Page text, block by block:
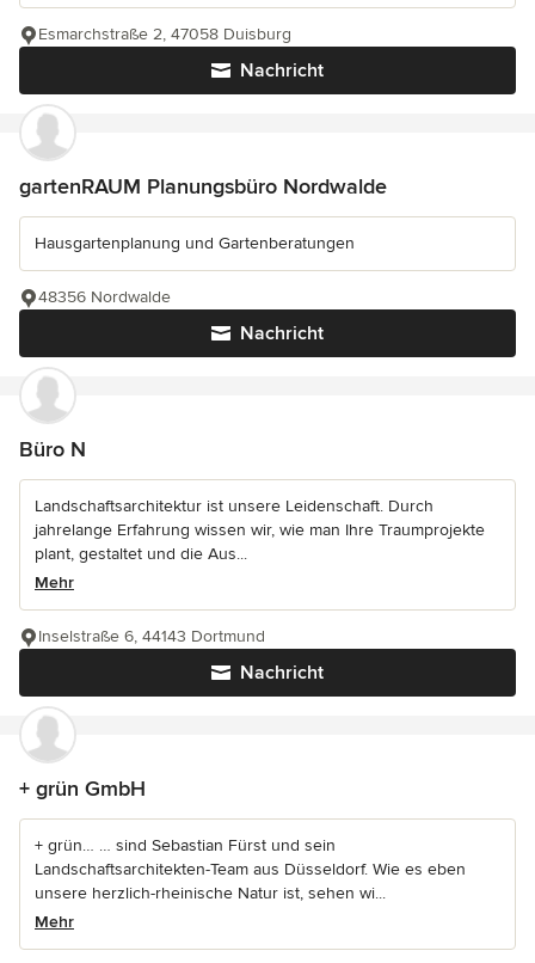
Nachricht
Esmarchstraße 2, 47058 Duisburg
gartenRAUM Planungsbüro Nordwalde
Hausgartenplanung und Gartenberatungen
Nachricht
48356 Nordwalde
Büro N
Landschaftsarchitektur ist unsere Leidenschaft. Durch
jahrelange Erfahrung wissen wir, wie man Ihre Traumprojekte
plant, gestaltet und die Aus...
Mehr
Nachricht
Inselstraße 6, 44143 Dortmund
+ grün GmbH
+ grün… … sind Sebastian Fürst und sein
Landschaftsarchitekten-Team aus Düsseldorf. Wie es eben
unsere herzlich-rheinische Natur ist, sehen wi...
Mehr